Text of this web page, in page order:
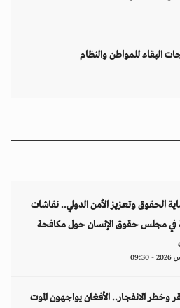
البقاء للمواطن والنظام
الحقوق وتعزيز الأمن الدولي.. نقاشات
مجلس حقوق الإنسان حول مكافحة
وخطر الانفجار.. الأفغان يواجهون الموت